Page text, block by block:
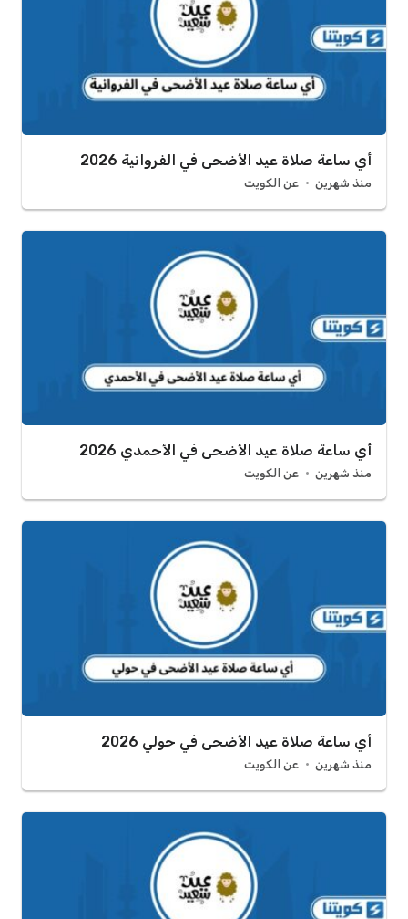
أي ساعة صلاة عيد الأضحى في الفروانية 2026
منذ شهرين عن الكويت
أي ساعة صلاة عيد الأضحى في الأحمدي 2026
منذ شهرين عن الكويت
أي ساعة صلاة عيد الأضحى في حولي 2026
منذ شهرين عن الكويت